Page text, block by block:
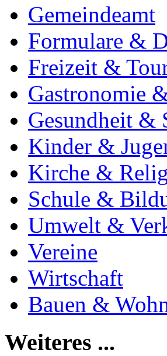
Gemeindeamt
Formulare &
Freizeit &
Gastronomie
Gesundheit &
Kinder &
Kirche &
Schule &
Umwelt &
Vereine
Wirtschaft
Bauen &
Weiteres ...